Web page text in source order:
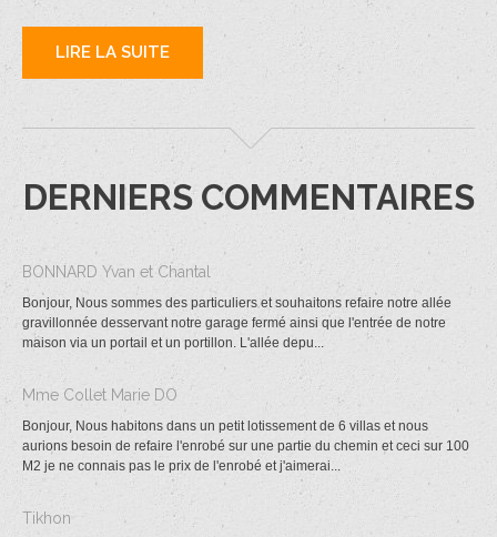
LIRE LA SUITE
DERNIERS COMMENTAIRES
BONNARD Yvan et Chantal
Bonjour, Nous sommes des particuliers et souhaitons refaire notre allée
gravillonnée desservant notre garage fermé ainsi que l'entrée de notre
maison via un portail et un portillon. L'allée depu...
Mme Collet Marie DO
Bonjour, Nous habitons dans un petit lotissement de 6 villas et nous
aurions besoin de refaire l'enrobé sur une partie du chemin et ceci sur 100
M2 je ne connais pas le prix de l'enrobé et j'aimerai...
Tikhon